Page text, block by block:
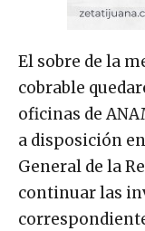
El sobre de la
cobrable
oficinas de
a disposición
General de la
continuar las